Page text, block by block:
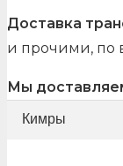
Доставка
и прочими, по
Мы